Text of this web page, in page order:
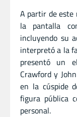
A partir de este
la pantalla
incluyendo su
interpretó a la
presentó un
Crawford y
en la cúspide
figura pública
personal.